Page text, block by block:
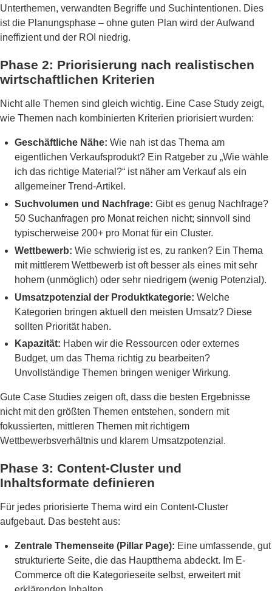
Unterthemen, verwandten Begriffe und Suchintentionen. Dies
ist die Planungsphase – ohne guten Plan wird der Aufwand
ineffizient und der ROI niedrig.
Phase 2: Priorisierung nach realistischen
wirtschaftlichen Kriterien
Nicht alle Themen sind gleich wichtig. Eine Case Study zeigt,
wie Themen nach kombinierten Kriterien priorisiert wurden:
Geschäftliche Nähe: Wie nah ist das Thema am
eigentlichen Verkaufsprodukt? Ein Ratgeber zu „Wie wähle
ich das richtige Material?“ ist näher am Verkauf als ein
allgemeiner Trend-Artikel.
Suchvolumen und Nachfrage: Gibt es genug Nachfrage?
50 Suchanfragen pro Monat reichen nicht; sinnvoll sind
typischerweise 200+ pro Monat für ein Cluster.
Wettbewerb: Wie schwierig ist es, zu ranken? Ein Thema
mit mittlerem Wettbewerb ist oft besser als eines mit sehr
hohem (unmöglich) oder sehr niedrigem (wenig Potenzial).
Umsatzpotenzial der Produktkategorie: Welche
Kategorien bringen aktuell den meisten Umsatz? Diese
sollten Priorität haben.
Kapazität: Haben wir die Ressourcen oder externes
Budget, um das Thema richtig zu bearbeiten?
Unvollständige Themen bringen weniger Wirkung.
Gute Case Studies zeigen oft, dass die besten Ergebnisse
nicht mit den größten Themen entstehen, sondern mit
fokussierten, mittleren Themen mit richtigem
Wettbewerbsverhältnis und klarem Umsatzpotenzial.
Phase 3: Content-Cluster und
Inhaltsformate definieren
Für jedes priorisierte Thema wird ein Content-Cluster
aufgebaut. Das besteht aus:
Zentrale Themenseite (Pillar Page): Eine umfassende, gut
strukturierte Seite, die das Hauptthema abdeckt. Im E-
Commerce oft die Kategorieseite selbst, erweitert mit